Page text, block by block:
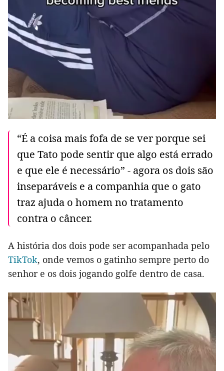
“É a coisa mais fofa de se ver porque sei
que Tato pode sentir que algo está errado
e que ele é necessário” - agora os dois são
inseparáveis e a companhia que o gato
traz ajuda o homem no tratamento
contra o câncer.
A história dos dois pode ser acompanhada pelo
TikTok, onde vemos o gatinho sempre perto do
senhor e os dois jogando golfe dentro de casa.